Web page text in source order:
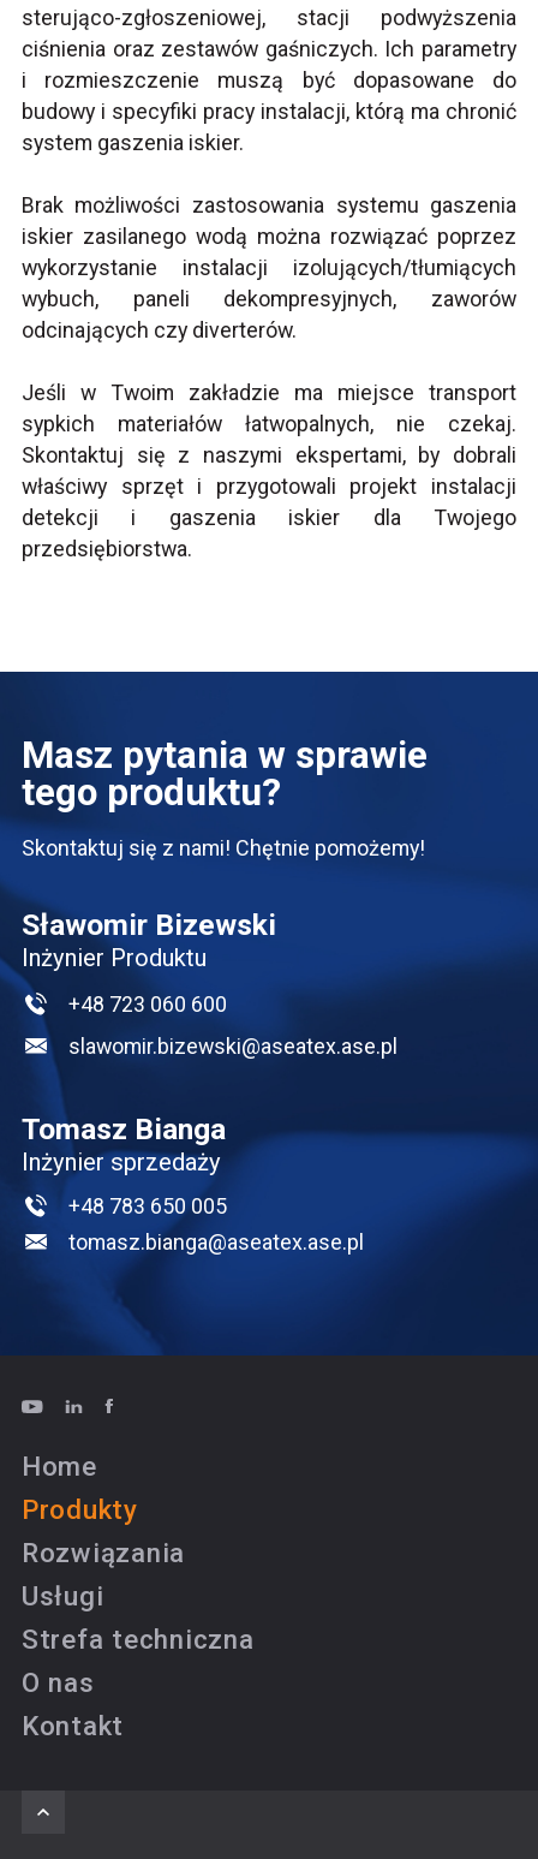
sterująco-zgłoszeniowej, stacji podwyższenia
ciśnienia oraz zestawów gaśniczych. Ich parametry
i rozmieszczenie muszą być dopasowane do
budowy i specyfiki pracy instalacji, którą ma chronić
system gaszenia iskier.
Brak możliwości zastosowania systemu gaszenia
iskier zasilanego wodą można rozwiązać poprzez
wykorzystanie instalacji izolujących/tłumiących
wybuch, paneli dekompresyjnych, zaworów
odcinających czy diverterów.
Jeśli w Twoim zakładzie ma miejsce transport
sypkich materiałów łatwopalnych, nie czekaj.
Skontaktuj się z naszymi ekspertami, by dobrali
właściwy sprzęt i przygotowali projekt instalacji
detekcji i gaszenia iskier dla Twojego
przedsiębiorstwa.
Masz pytania w sprawie
tego produktu?
Skontaktuj się z nami! Chętnie pomożemy!
Sławomir Bizewski
Inżynier Produktu
+48 723 060 600
slawomir.bizewski@aseatex.ase.pl
Tomasz Bianga
Inżynier sprzedaży
+48 783 650 005
tomasz.bianga@aseatex.ase.pl
Home
Produkty
Rozwiązania
Usługi
Strefa techniczna
O nas
Kontakt